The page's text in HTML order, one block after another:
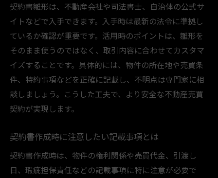
契約書雛形は、不動産会社や司法書士、自治体の公式サ
イトなどで入手できます。入手時は最新の法令に準拠し
ているか確認が重要です。活用時のポイントは、雛形を
そのまま使うのではなく、取引内容に合わせてカスタマ
イズすることです。具体的には、物件の所在地や売買条
件、特約事項などを正確に記載し、不明点は専門家に相
談しましょう。こうした工夫で、より安全な不動産売買
契約が実現します。
契約書作成時に注意したい記載事項とは
契約書作成時は、物件の権利関係や売買代金、引渡し
日、瑕疵担保責任などの記載事項に特に注意が必要で